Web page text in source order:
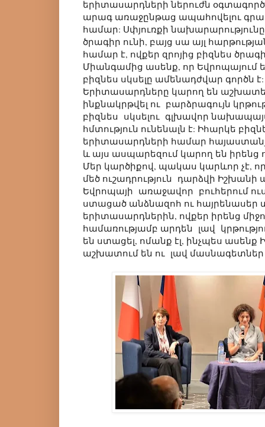
երիտասարդների ներուժն
արագ առաջընթաց ապահովելու
համար: Սփյուռքի նախարարությունը
ծրագիր ունի, բայց սա այլ
համար է, ովքեր զրոյից բիզնես
Միանգամից ասենք, որ
բիզնես սկսելը ամենադժվար գործն
Երիտասարդները կարող են
ինքնակրթվել ու բարձրագույն
բիզնես սկսելու գլխավոր
հմտություն ունենալն է: Իհարկե
երիտասարդների համար
և այս ասպարեզում կարող են իրենց
Մեր կարծիքով, պակաս կարևոր չէ,
մեծ ուշադրություն դարձվի Իշխանի
Եվրոպայի առաջավոր բուհերում
ստացած անձնազոհ ու հայրենասեր
երիտասարդներին, ովքեր իրենց
համառությամբ արդեն լավ
են ստացել, ոմանք էլ, ինչպես ասենք
աշխատում են ու լավ մասնագետներ